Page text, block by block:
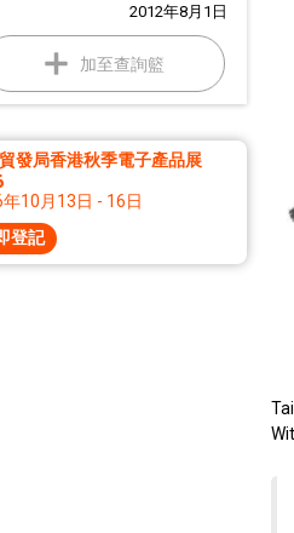
2012年8月1日
加至查詢籃
發局香港秋季電子產品展
10月13日 - 16日
登記